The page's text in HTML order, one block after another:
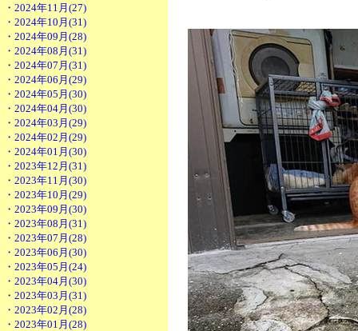
・2024年11月(27)
・2024年10月(31)
・2024年09月(28)
・2024年08月(31)
・2024年07月(31)
・2024年06月(29)
・2024年05月(30)
・2024年04月(30)
・2024年03月(29)
・2024年02月(29)
・2024年01月(30)
・2023年12月(31)
・2023年11月(30)
・2023年10月(29)
・2023年09月(30)
・2023年08月(31)
・2023年07月(28)
・2023年06月(30)
・2023年05月(24)
・2023年04月(30)
・2023年03月(31)
・2023年02月(28)
・2023年01月(28)